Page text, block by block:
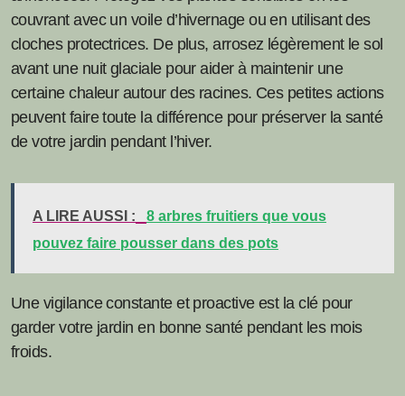
couvrant avec un voile d’hivernage ou en utilisant des
cloches protectrices. De plus, arrosez légèrement le sol
avant une nuit glaciale pour aider à maintenir une
certaine chaleur autour des racines. Ces petites actions
peuvent faire toute la différence pour préserver la santé
de votre jardin pendant l’hiver.
A LIRE AUSSI :
8 arbres fruitiers que vous
pouvez faire pousser dans des pots
Une vigilance constante et proactive est la clé pour
garder votre jardin en bonne santé pendant les mois
froids.